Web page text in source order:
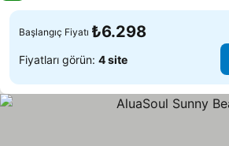
Başlangıç Fiyatı ₺6.298
Fiyatları görün: 4 site